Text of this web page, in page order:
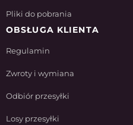
Pliki do pobrania
OBSŁUGA KLIENTA
Regulamin
Zwroty i wymiana
Odbiór przesyłki
Losy przesyłki